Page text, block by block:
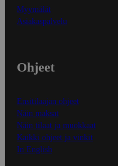
Myymälät
Asiakaspalvelu
Ohjeet
Ensitilaajan ohjeet
Näin maksat
Näin tilaat ja muokkaat
Kaikki ohjeet ja vinkit
In English